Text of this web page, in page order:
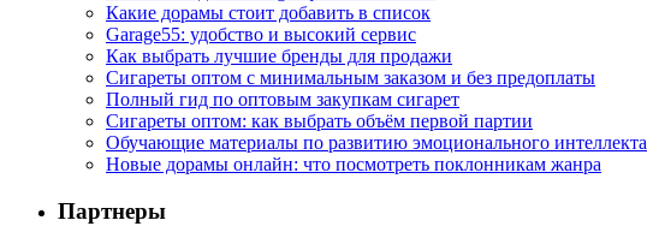
Какие дорамы стоит добавить в список
Garage55: удобство и высокий сервис
Как выбрать лучшие бренды для продажи
Сигареты оптом с минимальным заказом и без предоплаты
Полный гид по оптовым закупкам сигарет
Сигареты оптом: как выбрать объём первой партии
Обучающие материалы по развитию эмоционального интеллекта
Новые дорамы онлайн: что посмотреть поклонникам жанра
Партнеры